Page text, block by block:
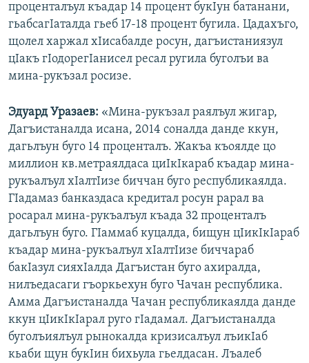
проценталъул къадар 14 процент букIун батанани,
гьабсагIаталда гьеб 17-18 процент бугила. Цадахъго,
щолел харжал хIисабалде росун, дагъистаниязул
цIакъ гIодорегIанисел ресал ругила буголъи ва
мина-рукъзал росизе.
Эдуард Уразаев: «Мина-рукъзал раялъул жигар,
Дагъистаналда исана, 2014 соналда данде ккун,
дагьлъун буго 14 проценталъ. Жакъа къоялде цо
миллион кв.метраялдаса циIкIкараб къадар мина-
рукъалъул хIалтIизе биччан буго республикаялда.
ГIадамаз банказдаса кредитал росун рарал ва
росарал мина-рукъалъул къада 32 проценталъ
дагьлъун буго. ГIаммаб куцалда, бищун цIикIкIараб
къадар мина-рукъалъул хIалтIизе биччараб
бакIазул сияхIалда Дагъистан буго ахиралда,
нилъедасаги гъоркьехун буго Чачан республика.
Амма Дагъистаналда Чачан республикаялда данде
ккун цIикIкIарал руго гIадамал. Дагъистаналда
буголъиялъул рынокалда кризисалъул лъикIаб
кьаби щун букIин бихьула гьелдасан. Лъалеб